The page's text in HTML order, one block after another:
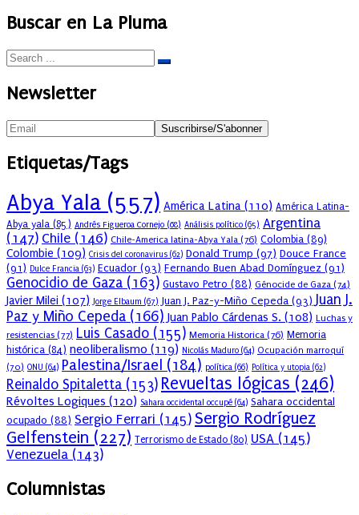
Buscar en La Pluma
Newsletter
Etiquetas/Tags
Abya Yala (557) América Latina (110) América Latina-
Abya yala (85) Andrés Figueroa Cornejo (68) Análisis político (65) Argentina
(147) Chile (146) Chile-America latina-Abya Yala (76) Colombia (89)
Colombie (109) Crisis del coronavirus (62) Donald Trump (97) Douce France
(91) Dulce Francia (63) Ecuador (93) Fernando Buen Abad Domínguez (91)
Genocidio de Gaza (163) Gustavo Petro (88) Génocide de Gaza (74)
Javier Milei (107) Jorge Elbaum (67) Juan J. Paz-y-Miño Cepeda (93) Juan J.
Paz y Miño Cepeda (166) Juan Pablo Cárdenas S. (108) Luchas y
resistencias (77) Luis Casado (155) Memoria Historica (76) Memoria
histórica (84) neoliberalismo (119) Nicolás Maduro (64) Ocupación marroquí
(70) ONU (64) Palestina/Israel (184) política (66) Política y utopia (62)
Reinaldo Spitaletta (153) Revueltas lógicas (246)
Révoltes Logiques (120) Sahara occidental occupé (64) Sahara occidental
ocupado (88) Sergio Ferrari (145) Sergio Rodríguez
Gelfenstein (227) Terrorismo de Estado (80) USA (145)
Venezuela (143)
Columnistas